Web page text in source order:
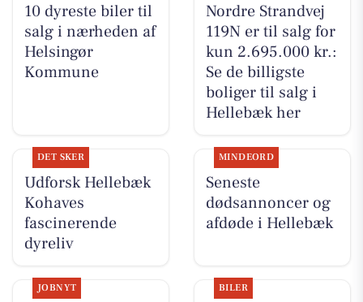
10 dyreste biler til
salg i nærheden af
Helsingør
Kommune
Nordre Strandvej
119N er til salg for
kun 2.695.000 kr.:
Se de billigste
boliger til salg i
Hellebæk her
DET SKER
Udforsk Hellebæk
Kohaves
fascinerende
dyreliv
MINDEORD
Seneste
dødsannoncer og
afdøde i Hellebæk
JOBNYT BILER